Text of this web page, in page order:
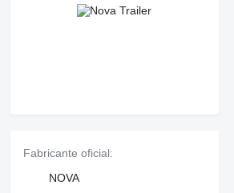
Fabricante oficial:
NOVA